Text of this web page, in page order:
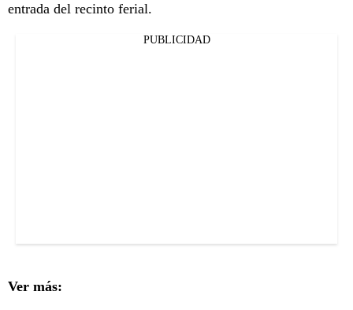
entrada del recinto ferial.
PUBLICIDAD
Ver más: